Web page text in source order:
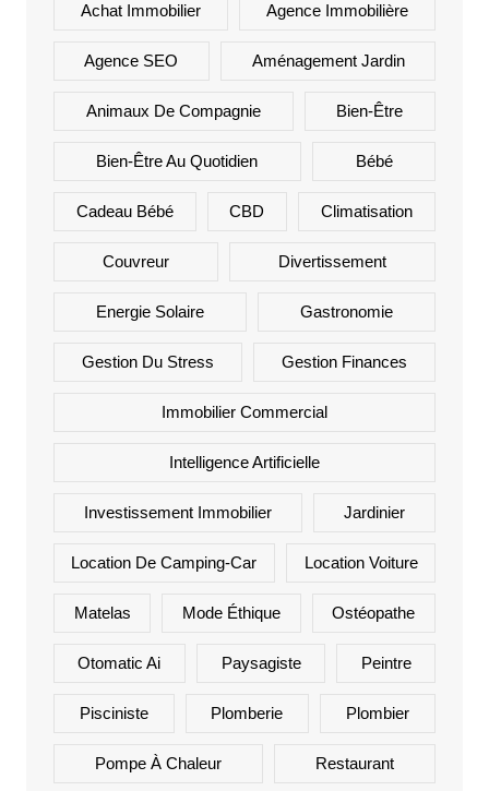
Achat Immobilier Agence Immobilière
Agence SEO Aménagement Jardin
Animaux De Compagnie Bien-Être
Bien-Être Au Quotidien Bébé
Cadeau Bébé CBD Climatisation
Couvreur Divertissement
Energie Solaire Gastronomie
Gestion Du Stress Gestion Finances
Immobilier Commercial
Intelligence Artificielle
Investissement Immobilier Jardinier
Location De Camping-Car Location Voiture
Matelas Mode Éthique Ostéopathe
Otomatic Ai Paysagiste Peintre
Pisciniste Plomberie Plombier
Pompe À Chaleur Restaurant